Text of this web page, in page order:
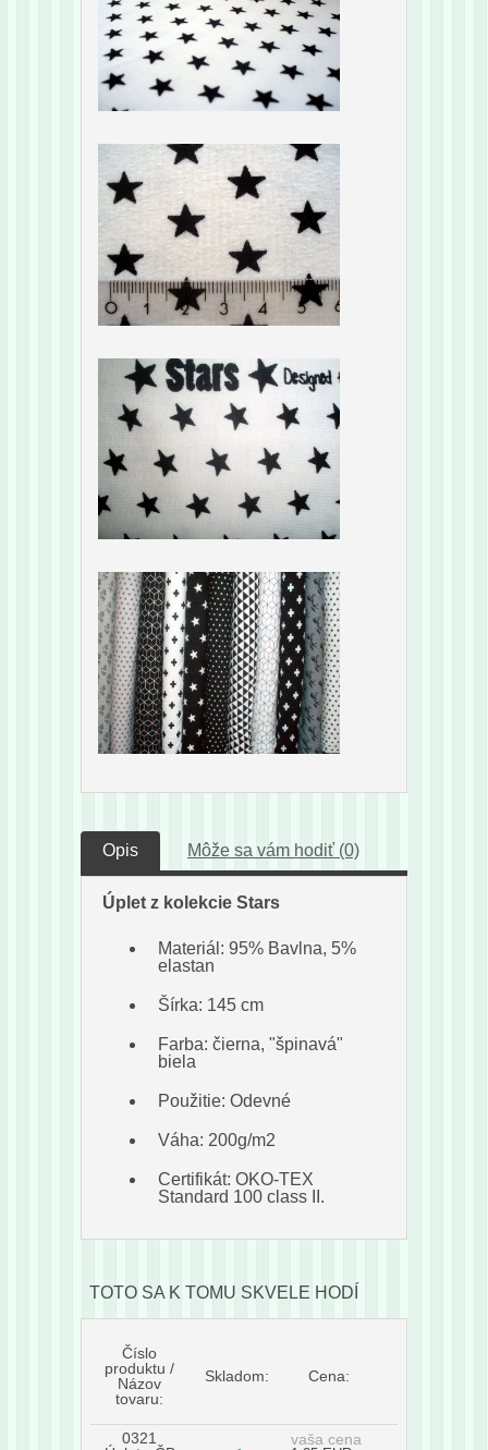
Opis Môže sa vám hodiť (0)
Úplet z kolekcie Stars
Materiál: 95% Bavlna, 5%
elastan
Šírka: 145 cm
Farba: čierna, "špinavá"
biela
Použitie: Odevné
Váha: 200g/m2
Certifikát: OKO-TEX
Standard 100 class II.
TOTO SA K TOMU SKVELE HODÍ
Číslo
produktu /
Názov
tovaru:
Skladom: Cena:
0321
vaša cena